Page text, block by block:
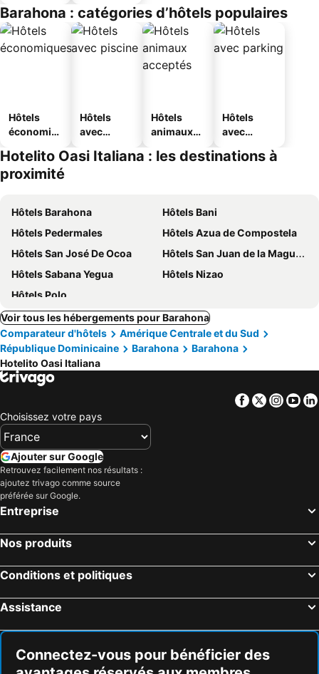
Barahona : catégories d’hôtels populaires
Hôtels
économiq
Hôtels
avec
Hôtels
animaux
Hôtels
avec
Hotelito Oasi Italiana : les destinations à
proximité
Hôtels Barahona
Hôtels Bani
Hôtels Pedermales
Hôtels Azua de Compostela
Hôtels San José De Ocoa
Hôtels San Juan de la Maguana
Hôtels Sabana Yegua
Hôtels Nizao
Hôtels Polo
Voir tous les hébergements pour Barahona
Comparateur d'hôtels
Amérique Centrale et du Sud
République Dominicaine
Barahona
Barahona
Hotelito Oasi Italiana
Facebook
Twitter
Choisissez votre pays
Ajouter sur Google
Retrouvez facilement nos résultats :
ajoutez trivago comme source
préférée sur Google.
Entreprise
Nos produits
Conditions et politiques
Assistance
Connectez-vous pour bénéficier des